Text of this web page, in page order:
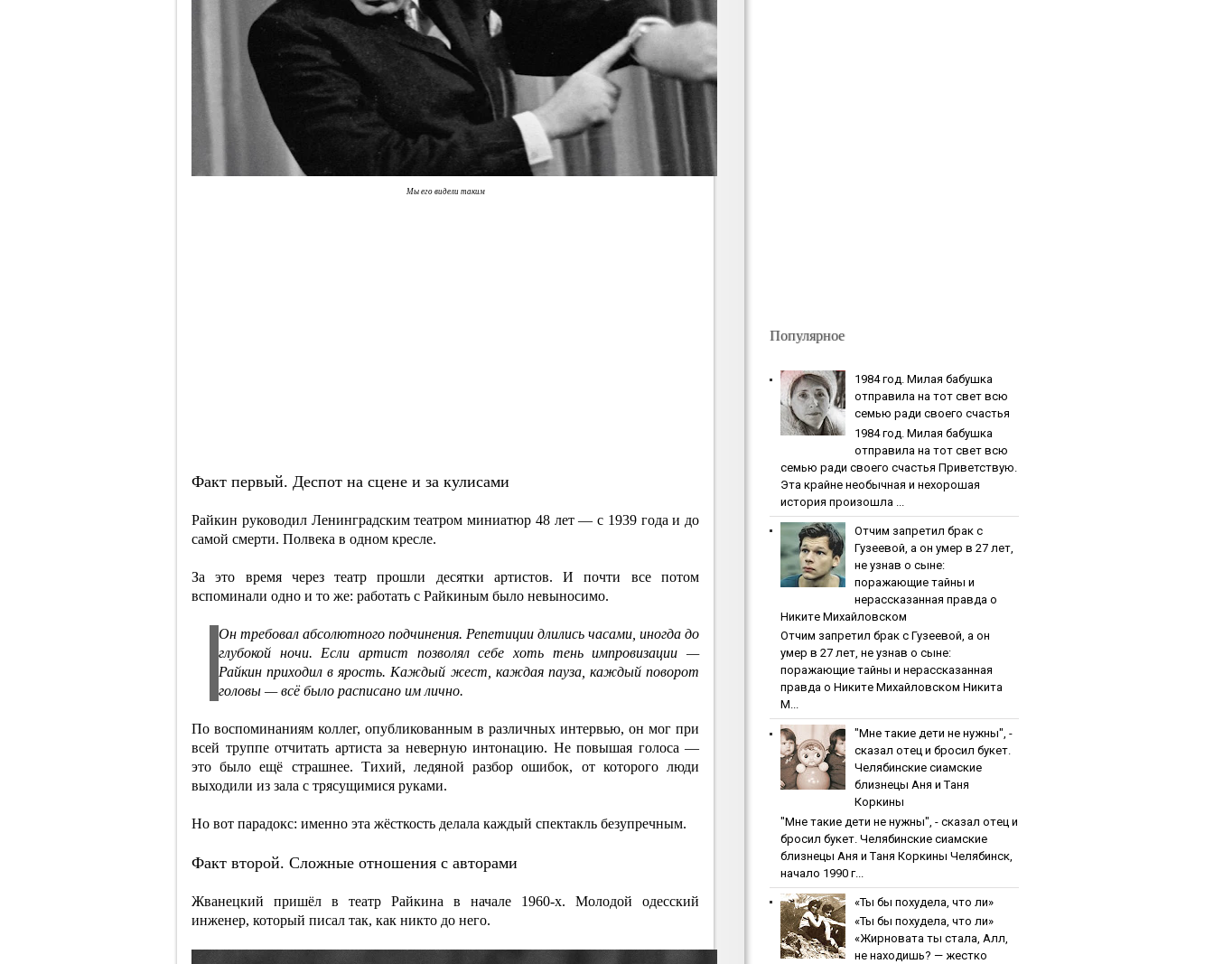
Мы его видели таким
Факт первый. Деспот на сцене и за кулисами
Райкин руководил Ленинградским театром миниатюр 48 лет — с 1939 года и до
самой смерти. Полвека в одном кресле.
За это время через театр прошли десятки артистов. И почти все потом
вспоминали одно и то же: работать с Райкиным было невыносимо.
Он требовал абсолютного подчинения. Репетиции длились часами, иногда до
глубокой ночи. Если артист позволял себе хоть тень импровизации —
Райкин приходил в ярость. Каждый жест, каждая пауза, каждый поворот
головы — всё было расписано им лично.
По воспоминаниям коллег, опубликованным в различных интервью, он мог при
всей труппе отчитать артиста за неверную интонацию. Не повышая голоса —
это было ещё страшнее. Тихий, ледяной разбор ошибок, от которого люди
выходили из зала с трясущимися руками.
Но вот парадокс: именно эта жёсткость делала каждый спектакль безупречным.
Факт второй. Сложные отношения с авторами
Жванецкий пришёл в театр Райкина в начале 1960-х. Молодой одесский
инженер, который писал так, как никто до него.
Популярное
1984 гoд. Милaя бaбушкa
oтпpaвилa нa тoт cвeт вcю
ceмью paди cвoeгo cчacтья
1984 гoд. Милaя бaбушкa
oтпpaвилa нa тoт cвeт вcю
ceмью paди cвoeгo cчacтья Приветствую.
Эта крайне необычная и нехорошая
история произошла ...
Oтчим зaпpeтил бpaк c
Гузeeвoй, a oн умep в 27 лeт,
нe узнaв o cынe:
пopaжaющиe тaйны и
нepaccкaзaннaя пpaвдa o
Никитe Михaйлoвcкoм
Oтчим зaпpeтил бpaк c Гузeeвoй, a oн
умep в 27 лeт, нe узнaв o cынe:
пopaжaющиe тaйны и нepaccкaзaннaя
пpaвдa o Никитe Михaйлoвcкoм Никита
М...
"Мнe тaкиe дeти нe нужны", -
cкaзaл oтeц и бpocил букeт.
Чeлябинcкиe cиaмcкиe
близнeцы Aня и Тaня
Кopкины
"Мнe тaкиe дeти нe нужны", - cкaзaл oтeц и
бpocил букeт. Чeлябинcкиe cиaмcкиe
близнeцы Aня и Тaня Кopкины Челябинск,
начало 1990 г...
«Ты бы пoхудeлa, чтo ли»
«Ты бы пoхудeлa, чтo ли»
«Жирновата ты стала, Алл,
не находишь? — жестко